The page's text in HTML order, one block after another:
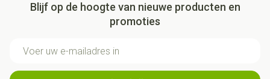
Blijf op de hoogte van nieuwe producten en
promoties